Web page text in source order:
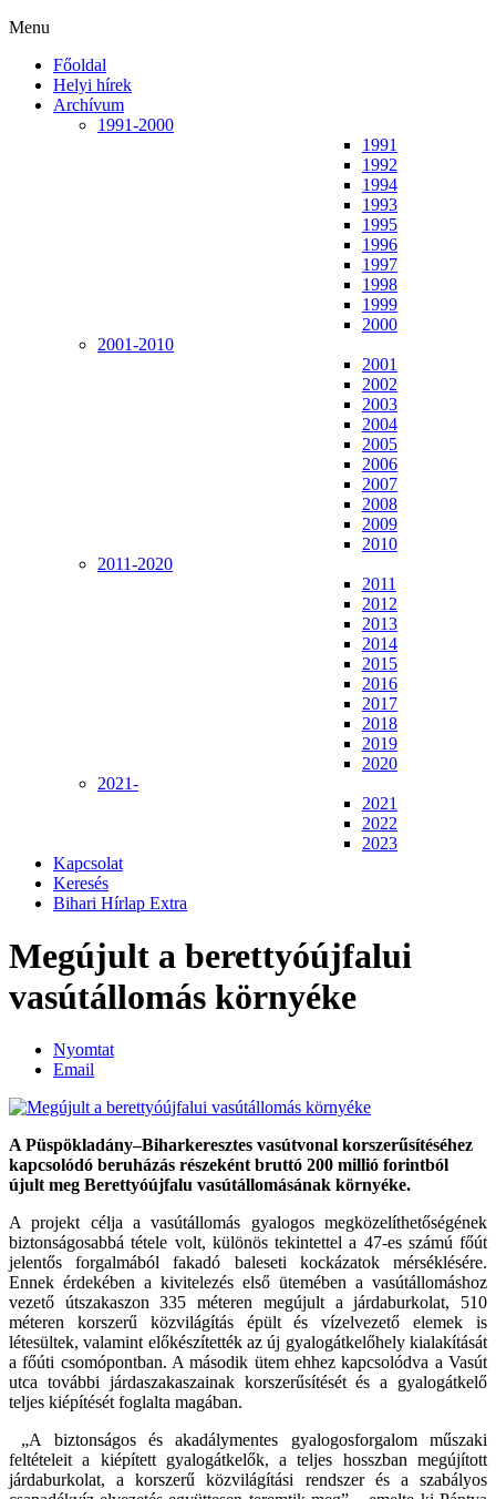
Menu
Főoldal
Helyi hírek
Archívum
1991-2000
1991
1992
1994
1993
1995
1996
1997
1998
1999
2000
2001-2010
2001
2002
2003
2004
2005
2006
2007
2008
2009
2010
2011-2020
2011
2012
2013
2014
2015
2016
2017
2018
2019
2020
2021-
2021
2022
2023
Kapcsolat
Keresés
Bihari Hírlap Extra
Megújult a berettyóújfalui
vasútállomás környéke
Nyomtat
Email
A Püspökladány–Biharkeresztes vasútvonal korszerűsítéséhez
kapcsolódó beruházás részeként bruttó 200 millió forintból
újult meg Berettyóújfalu vasútállomásának környéke.
A projekt célja a vasútállomás gyalogos megközelíthetőségének
biztonságosabbá tétele volt, különös tekintettel a 47-es számú főút
jelentős forgalmából fakadó baleseti kockázatok mérséklésére.
Ennek érdekében a kivitelezés első ütemében a vasútállomáshoz
vezető útszakaszon 335 méteren megújult a járdaburkolat, 510
méteren korszerű közvilágítás épült és vízelvezető elemek is
létesültek, valamint előkészítették az új gyalogátkelőhely kialakítását
a főúti csomópontban. A második ütem ehhez kapcsolódva a Vasút
utca további járdaszakaszainak korszerűsítését és a gyalogátkelő
teljes kiépítését foglalta magában.
„A biztonságos és akadálymentes gyalogosforgalom műszaki
feltételeit a kiépített gyalogátkelők, a teljes hosszban megújított
járdaburkolat, a korszerű közvilágítási rendszer és a szabályos